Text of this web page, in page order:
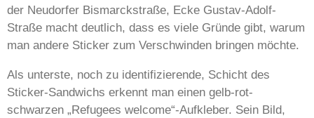
der Neudorfer Bismarckstraße, Ecke Gustav-Adolf-
Straße macht deutlich, dass es viele Gründe gibt, warum
man andere Sticker zum Verschwinden bringen möchte.
Als unterste, noch zu identifizierende, Schicht des
Sticker-Sandwichs erkennt man einen gelb-rot-
schwarzen „Refugees welcome“-Aufkleber. Sein Bild,